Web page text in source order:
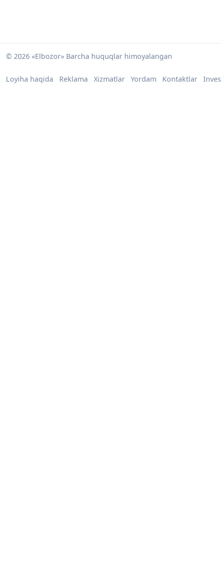
© 2026 «Elbozor» Barcha huquqlar himoyalangan
Loyiha haqida Reklama Xizmatlar Yordam Kontaktlar